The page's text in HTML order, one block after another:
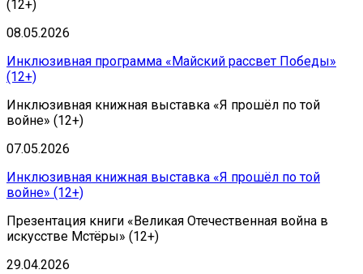
(12+)
08.05.2026
Инклюзивная программа «Майский рассвет Победы»
(12+)
Инклюзивная книжная выставка «Я прошёл по той
войне» (12+)
07.05.2026
Инклюзивная книжная выставка «Я прошёл по той
войне» (12+)
Презентация книги «Великая Отечественная война в
искусстве Мстёры» (12+)
29.04.2026